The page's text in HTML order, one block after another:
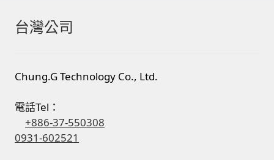
台灣公司
Chung.G Technology Co., Ltd.
電話Tel：
+886-37-550308
0931-602521